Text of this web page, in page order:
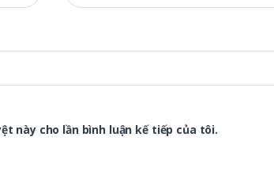
này cho lần bình luận kế tiếp của tôi.